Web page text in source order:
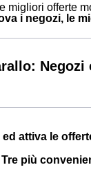
migliori offerte
i negozi, le
Negozi
attiva le
più